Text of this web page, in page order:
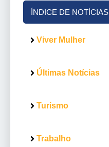
ÍNDICE DE NOTÍCIAS
Viver Mulher
Últimas Notícias
Turismo
Trabalho